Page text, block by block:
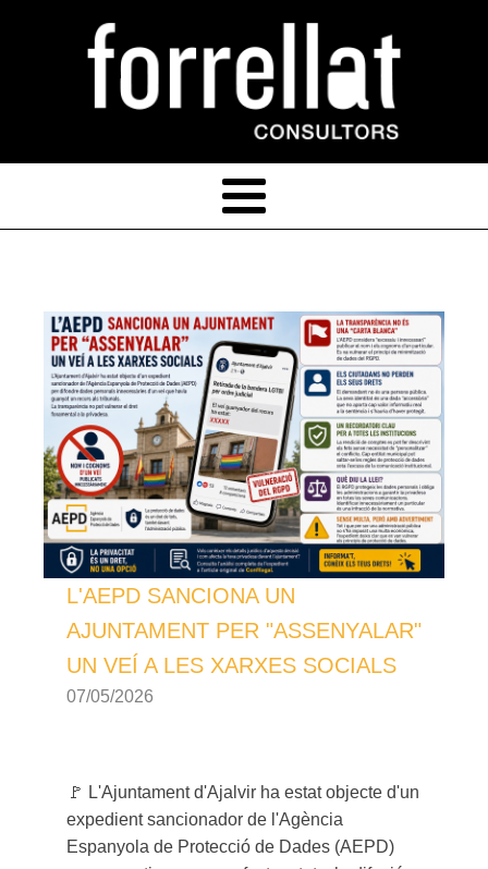
L'AEPD SANCIONA UN
AJUNTAMENT PER "ASSENYALAR"
UN VEÍ A LES XARXES SOCIALS
07/05/2026
🚩 L'Ajuntament d'Ajalvir ha estat objecte d'un
expedient sancionador de l'Agència
Espanyola de Protecció de Dades (AEPD)